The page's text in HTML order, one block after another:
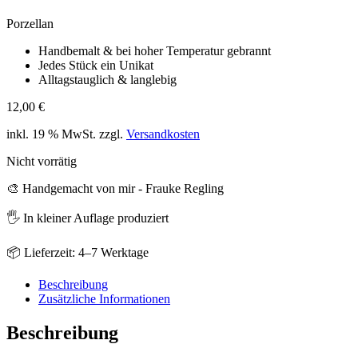
Porzellan
Handbemalt & bei hoher Temperatur gebrannt
Jedes Stück ein Unikat
Alltagstauglich & langlebig
12,00 €
inkl. 19 % MwSt. zzgl. Versandkosten
Nicht vorrätig
🎨 Handgemacht von mir - Frauke Regling
🖐️ In kleiner Auflage produziert
📦 Lieferzeit: 4–7 Werktage
Beschreibung
Zusätzliche Informationen
Beschreibung